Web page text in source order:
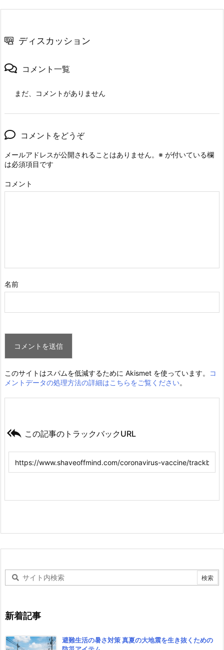
ディスカッション
コメント一覧
まだ、コメントがありません
コメントをどうぞ
メールアドレスが公開されることはありません。 ※ が付いている欄
は必須項目です
コメント
名前
このサイトはスパムを低減するために Akismet を使っています。
コ
メントデータの処理方法の詳細はこちらをご覧ください。
 この記事のトラックバックURL
新着記事
避難生活の暑さ対策 真夏の大地震を生き抜くための